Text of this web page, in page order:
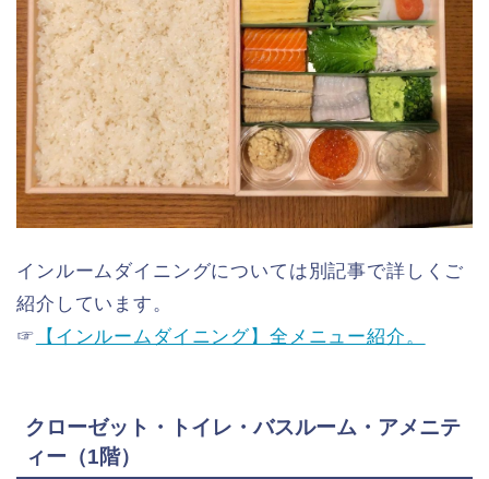
インルームダイニングについては別記事で詳しくご
紹介しています。
☞ 【インルームダイニング】全メニュー紹介。
クローゼット・トイレ・バスルーム・アメニテ
ィー（1階）